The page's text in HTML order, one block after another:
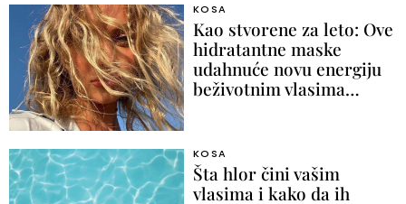
KOSA
Kao stvorene za leto: Ove
hidratantne maske
udahnuće novu energiju
beživotnim vlasima…
KOSA
Šta hlor čini vašim
vlasima i kako da ih